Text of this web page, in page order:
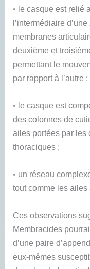
• le casque est relié
l’intermédiaire
membranes
deuxième et
permettant le
par rapport à l’autre ;
• le casque est
des colonnes de
ailes portées par les
thoraciques ;
• un réseau
tout comme les
Ces observations
Membracides
d’une paire
eux-mêmes